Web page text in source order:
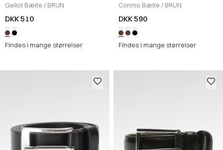
Gellot Bælte / BRUN
DKK 510
Findes i mange størrelser
Connio Bælte / BRUN
DKK 590
Findes i mange størrelser